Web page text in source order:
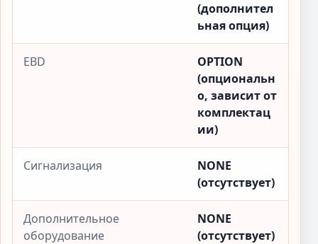
(дополнител
ьная опция)
EBD
OPTION
(опциональн
о, зависит от
комплектац
ии)
Сигнализация
NONE
(отсутствует)
Дополнительное
оборудование
NONE
(отсутствует)